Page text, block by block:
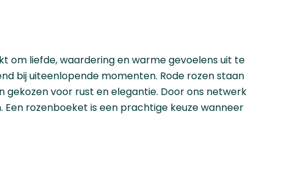
om liefde, waardering en warme gevoelens uit te
bij uiteenlopende momenten. Rode rozen staan
voor rust en elegantie. Door ons netwerk
. Een rozenboeket is een prachtige keuze wanneer